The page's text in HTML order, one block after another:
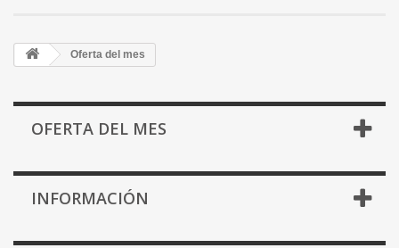
Oferta del mes
OFERTA DEL MES
INFORMACIÓN